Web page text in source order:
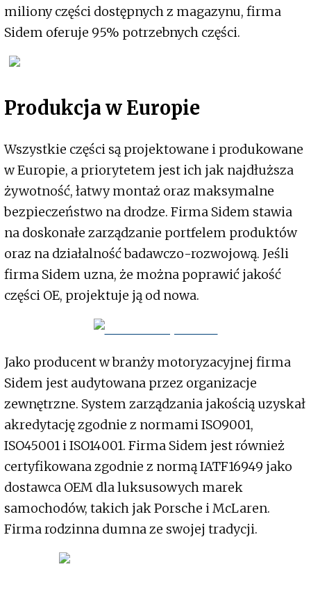
miliony części dostępnych z magazynu, firma
Sidem oferuje 95% potrzebnych części.
Produkcja w Europie
Wszystkie części są projektowane i produkowane
w Europie, a priorytetem jest ich jak najdłuższa
żywotność, łatwy montaż oraz maksymalne
bezpieczeństwo na drodze. Firma Sidem stawia
na doskonałe zarządzanie portfelem produktów
oraz na działalność badawczo-rozwojową. Jeśli
firma Sidem uzna, że można poprawić jakość
części OE, projektuje ją od nowa.
Jako producent w branży motoryzacyjnej firma
Sidem jest audytowana przez organizacje
zewnętrzne. System zarządzania jakością uzyskał
akredytację zgodnie z normami ISO9001,
ISO45001 i ISO14001. Firma Sidem jest również
certyfikowana zgodnie z normą IATF16949 jako
dostawca OEM dla luksusowych marek
samochodów, takich jak Porsche i McLaren.
Firma rodzinna dumna ze swojej tradycji.